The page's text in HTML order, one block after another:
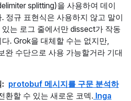
splitting)을 사용하여 데이
정규 표현식은 사용하지 않고 말이
는 로그 줄에서만 dissect가 작동
. Grok을 대체할 수는 없지만,
완 수단으로 사용 가능할거라 기대
: protobuf 메시지를 구문 분석하
환할 수 있는 새로운 코덱. Inga